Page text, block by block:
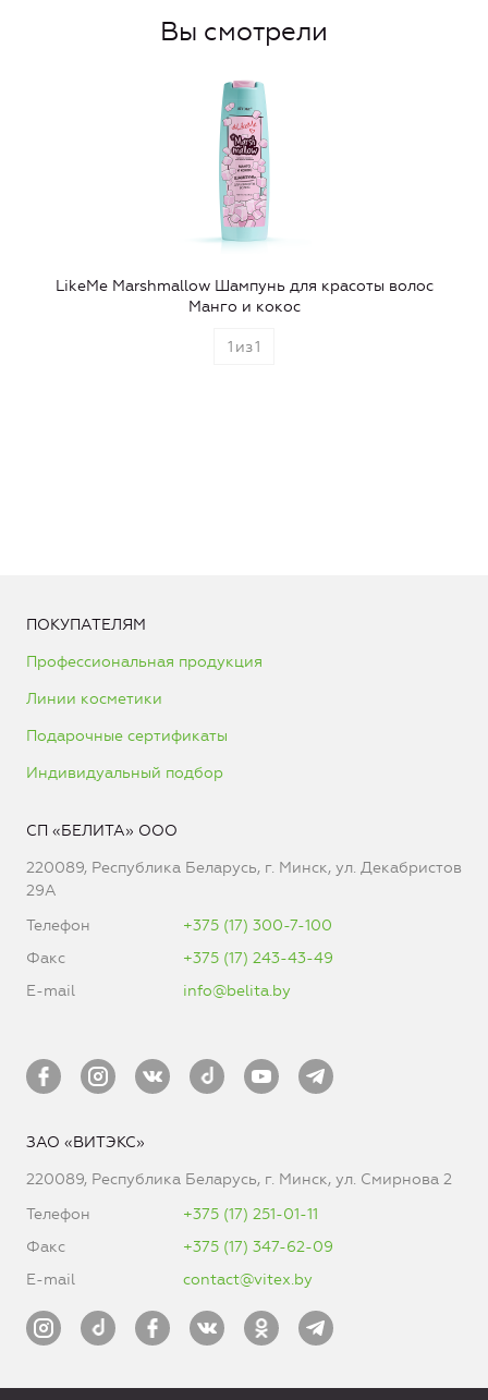
Вы смотрели
LikeMe Marshmallow Шампунь для красоты волос
Манго и кокос
1 из1
ПОКУПАТЕЛЯМ
Профессиональная продукция
Линии косметики
Подарочные сертификаты
Индивидуальный подбор
СП «БЕЛИТА» ООО
220089, Республика Беларусь, г. Минск, ул. Декабристов
29А
Телефон
+375 (17) 300-7-100
Факс
+375 (17) 243-43-49
E-mail
info@belita.by
ЗАО «ВИТЭКС»
220089, Республика Беларусь, г. Минск, ул. Смирнова 2
Телефон
+375 (17) 251-01-11
Факс
+375 (17) 347-62-09
E-mail
contact@vitex.by